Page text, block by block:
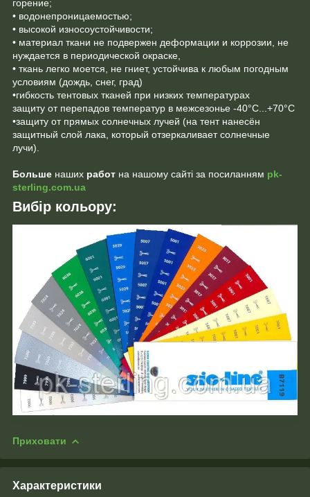
горение;
• водонепроницаемостью;
• высокой износоустойчивости;
• материал ткани не подвержен деформации и коррозии, не
нуждается в периодической окраске,
• ткань легко моется, не гниет, устойчива к любым погодным
условиям (дождь, снег, град)
•гибкость тентовых тканей при низких температурах
защиту от перепадов температур в межсезонье -40°C...+70°C
•защиту от прямых солнечных лучей (на тент нанесён
защитный слой лака, который отзеркаливает солнечные
лучи).
Больше наших работ на нашому сайті за посиланням pk-
sterling.com.ua
Вибір кольору:
Приховати
Характеристики